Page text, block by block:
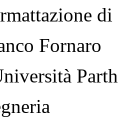
Fornaro